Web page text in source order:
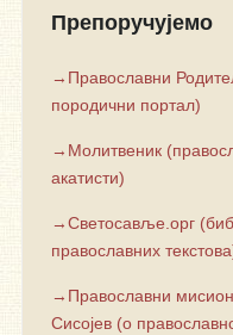
Препоручујемо
→Православни
породични портал)
→Молитвеник
акатисти)
→Светосавље.орг
православних
→Православни
Сисојев (о